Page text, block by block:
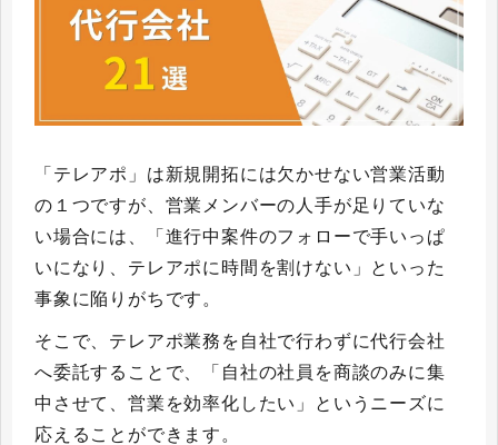
「テレアポ」は新規開拓には欠かせない営業活動
の１つですが、営業メンバーの人手が足りていな
い場合には、「進行中案件のフォローで手いっぱ
いになり、テレアポに時間を割けない」といった
事象に陥りがちです。
そこで、テレアポ業務を自社で行わずに代行会社
へ委託することで、「自社の社員を商談のみに集
中させて、営業を効率化したい」というニーズに
応えることができます。